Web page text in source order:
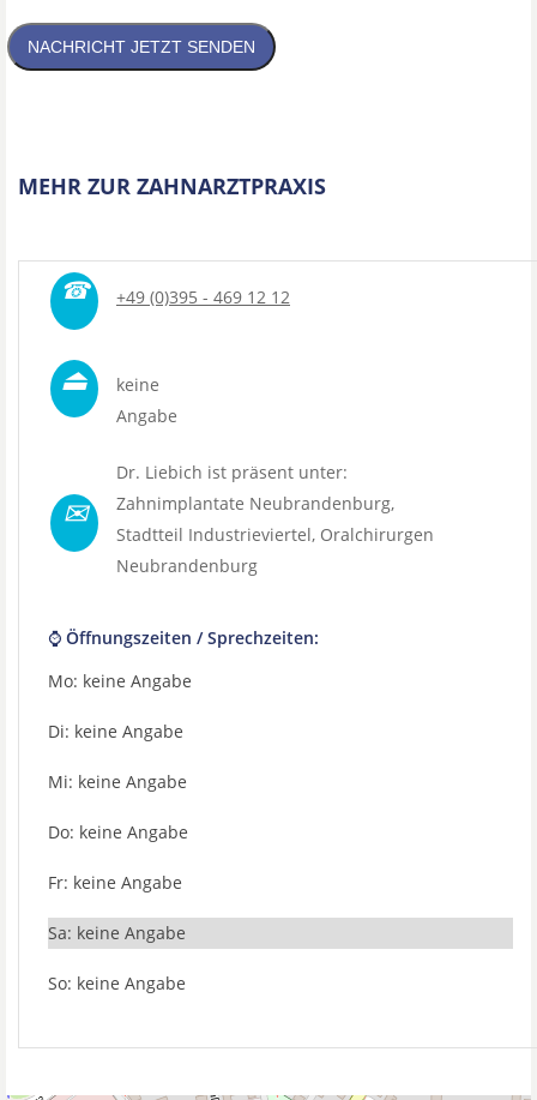
NACHRICHT JETZT SENDEN
MEHR ZUR ZAHNARZTPRAXIS
☎ +49 (0)395 - 469 12 12
⏏
keine
Angabe
✉
Dr. Liebich ist präsent unter:
Zahnimplantate Neubrandenburg,
Stadtteil Industrieviertel, Oralchirurgen
Neubrandenburg
⌚ Öffnungszeiten / Sprechzeiten:
Mo: keine Angabe
Di: keine Angabe
Mi: keine Angabe
Do: keine Angabe
Fr: keine Angabe
Sa: keine Angabe
So: keine Angabe